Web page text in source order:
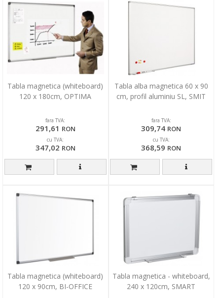
Tabla magnetica (whiteboard)
120 x 180cm, OPTIMA
fara TVA:
291,61 RON
cu TVA:
347,02 RON
Tabla alba magnetica 60 x 90
cm, profil aluminiu SL, SMIT
fara TVA:
309,74 RON
cu TVA:
368,59 RON
Tabla magnetica (whiteboard)
120 x 90cm, BI-OFFICE
Tabla magnetica - whiteboard,
240 x 120cm, SMART